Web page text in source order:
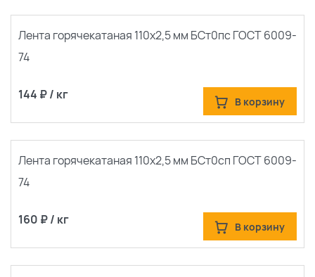
Лента горячекатаная 110х2,5 мм БСт0пс ГОСТ 6009-
74
144 ₽ / кг В корзину
Лента горячекатаная 110х2,5 мм БСт0сп ГОСТ 6009-
74
160 ₽ / кг В корзину